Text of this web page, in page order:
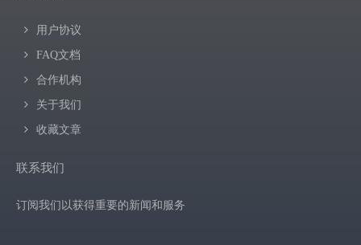
用户协议
FAQ文档
合作机构
关于我们
收藏文章
联系我们
订阅我们以获得重要的新闻和服务